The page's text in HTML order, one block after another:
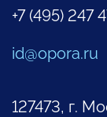
+7 (495) 247
id@opora.ru
127473, г.